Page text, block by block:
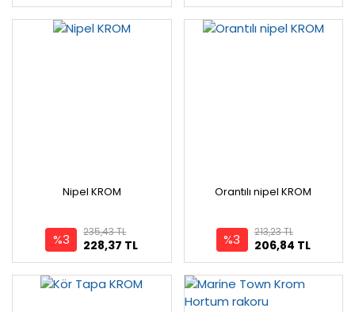
Nipel KROM
%3 228,37 TL
235,43 TL
Orantılı nipel KROM
%3 206,84 TL
213,23 TL